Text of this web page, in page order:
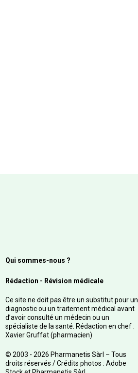
Qui sommes-nous ?
Rédaction - Révision médicale
Ce site ne doit pas être un substitut pour un
diagnostic ou un traitement médical avant
d’avoir consulté un médecin ou un
spécialiste de la santé. Rédaction en chef :
Xavier Gruffat (pharmacien)
© 2003 - 2026 Pharmanetis Sàrl – Tous
droits réservés / Crédits photos : Adobe